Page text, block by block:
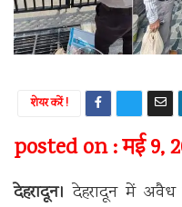
शेयर करें !
posted on : मई 9,
देहरादून।देहरादून में अवैध